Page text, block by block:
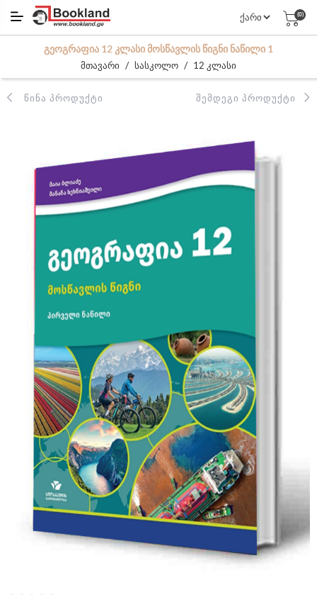
(0)
ᲒᲔᲝᲒᲠᲐᲤᲘᲐ 12 ᲙᲚᲐᲡᲘ ᲛᲝᲡᲬᲐᲕᲚᲘᲡ ᲬᲘᲒᲜᲘ ᲜᲐᲬᲘᲚᲘ 1
მთავარი / სასკოლო / 12 კლასი
ᲬᲘᲜᲐ ᲞᲠᲝᲓᲣᲥᲢᲘ ᲨᲔᲛᲓᲔᲒᲘ ᲞᲠᲝᲓᲣᲥᲢᲘ